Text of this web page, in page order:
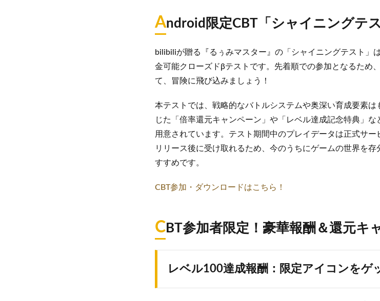
Android限定CBT「シャイニングテ
bilibiliが贈る『るぅみマスター』の「シャイニングテスト」
金可能クローズドβテストです。先着順での参加となるため
て、冒険に飛び込みましょう！
本テストでは、戦略的なバトルシステムや奥深い育成要素
じた「倍率還元キャンペーン」や「レベル達成記念特典」
用意されています。テスト期間中のプレイデータは正式サ
リリース後に受け取れるため、今のうちにゲームの世界を
すすめです。
CBT参加・ダウンロードはこちら！
CBT参加者限定！豪華報酬＆還元キ
レベル100達成報酬：限定アイコンをゲ